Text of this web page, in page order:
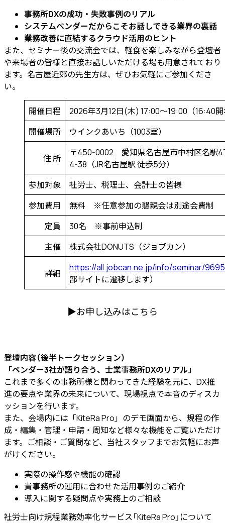
事務所DXの成功・失敗事例のリアル
システムベンダーだからこそお話しできる業界の裏話
業務改善に直結するクラウド活用のヒント
また、セミナー後の交流会では、軽食を楽しみながら登壇者
や来場者の皆様と直接お話しいただける場も用意されており
ます。名古屋近郊の先生方は、ぜひお気軽にご参加くださ
い。
開催日程
2026年3月12日(木) 17:00～19:00（16:40
開催場所
ウインクあいち（1003室）
住 所
〒450-0002 愛知県名古屋市中村区名駅4
4-38（JR名古屋駅 徒歩5分）
参加対象
社労士、税理士、会計士の皆様
参加費用
無料 ※任意参加の懇親会は別途会費制
定員
30名 ※事前申込制
主催
株式会社DONUTS（ジョブカン）
詳細
https://all.jobcan.ne.jp/info/seminar/9695
部サイトに遷移します）
▶︎お申し込みはこちら
登壇内容（後半トークセッション）
「ベンダー3社が語り合う、士業事務所DXのリアル」
これまで多くの事務所様と関わってきた経験を元に、DX推
進の要点や業界の未来について、現場視点で本音のディスカ
ッションを行います。
また、会場内には「KiteRa Pro」のデモ画面から、規程の作
成・編集・管理・申請・周知など様々な機能をご覧いただけ
ます。ご相談・ご質問など、当社スタッフまでお気軽にお声
がけください。
実際の操作感や機能の確認
貴事務所の運用に合わせた活用事例のご紹介
導入に関する疑問点や実務上のご相談
社労士向け規程業務効率化サービス「KiteRa Pro」について